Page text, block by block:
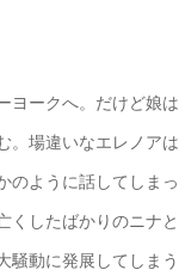
ヨークへ。だけど娘は
。場違いなエレノアは
のように話してしまっ
くしたばかりのニナと
騒動に発展してしまう